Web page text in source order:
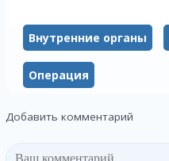
Внутренние органы
Операция
Добавить комментарий